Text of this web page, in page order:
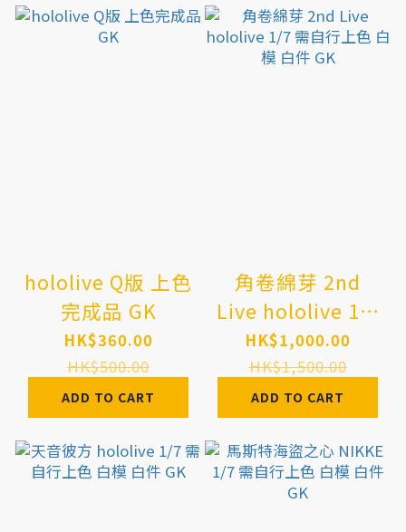
hololive Q版 上色
完成品 GK
HK$360.00
HK$500.00
ADD TO CART
角卷綿芽 2nd
Live hololive 1/7
需自行上色 白模
白件 GK
HK$1,000.00
HK$1,500.00
ADD TO CART